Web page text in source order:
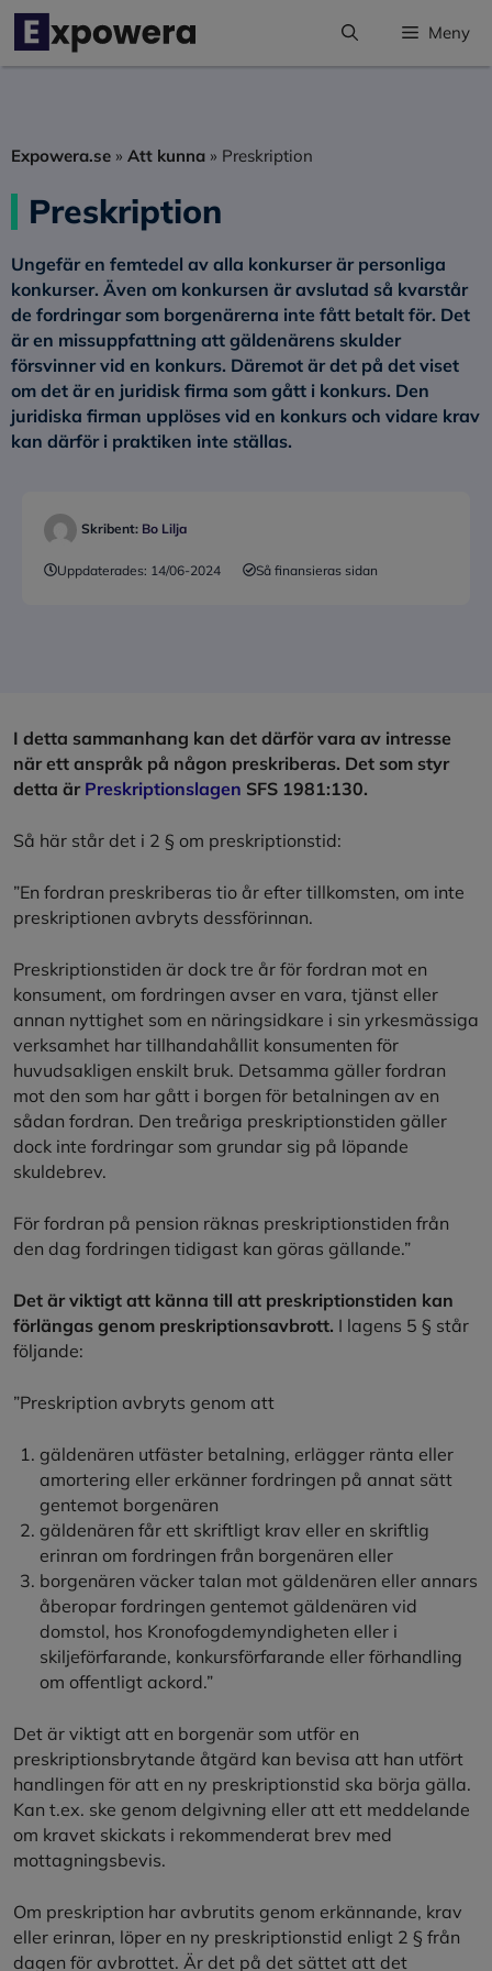
Hoppa
innehåll
Meny
Expowera.se » Att kunna » Preskription
Preskription
Ungefär en femtedel av alla konkurser är personliga
konkurser. Även om konkursen är avslutad så kvarstår
de fordringar som borgenärerna inte fått betalt för. Det
är en missuppfattning att gäldenärens skulder
försvinner vid en konkurs. Däremot är det på det viset
om det är en juridisk firma som gått i konkurs. Den
juridiska firman upplöses vid en konkurs och vidare krav
kan därför i praktiken inte ställas.
Skribent: Bo Lilja
Uppdaterades: 14/06-2024 Så finansieras sidan
I detta sammanhang kan det därför vara av intresse
när ett anspråk på någon preskriberas. Det som styr
detta är Preskriptionslagen SFS 1981:130.
Så här står det i 2 § om preskriptionstid:
”En fordran preskriberas tio år efter tillkomsten, om inte
preskriptionen avbryts dessförinnan.
Preskriptionstiden är dock tre år för fordran mot en
konsument, om fordringen avser en vara, tjänst eller
annan nyttighet som en näringsidkare i sin yrkesmässiga
verksamhet har tillhandahållit konsumenten för
huvudsakligen enskilt bruk. Detsamma gäller fordran
mot den som har gått i borgen för betalningen av en
sådan fordran. Den treåriga preskriptionstiden gäller
dock inte fordringar som grundar sig på löpande
skuldebrev.
För fordran på pension räknas preskriptionstiden från
den dag fordringen tidigast kan göras gällande.”
Det är viktigt att känna till att preskriptionstiden kan
förlängas genom preskriptionsavbrott. I lagens 5 § står
följande:
”Preskription avbryts genom att
gäldenären utfäster betalning, erlägger ränta eller
amortering eller erkänner fordringen på annat sätt
gentemot borgenären
gäldenären får ett skriftligt krav eller en skriftlig
erinran om fordringen från borgenären eller
borgenären väcker talan mot gäldenären eller annars
åberopar fordringen gentemot gäldenären vid
domstol, hos Kronofogdemyndigheten eller i
skiljeförfarande, konkursförfarande eller förhandling
om offentligt ackord.”
Det är viktigt att en borgenär som utför en
preskriptionsbrytande åtgärd kan bevisa att han utfört
handlingen för att en ny preskriptionstid ska börja gälla.
Kan t.ex. ske genom delgivning eller att ett meddelande
om kravet skickats i rekommenderat brev med
mottagningsbevis.
Om preskription har avbrutits genom erkännande, krav
eller erinran, löper en ny preskriptionstid enligt 2 § från
dagen för avbrottet. Är det på det sättet att det